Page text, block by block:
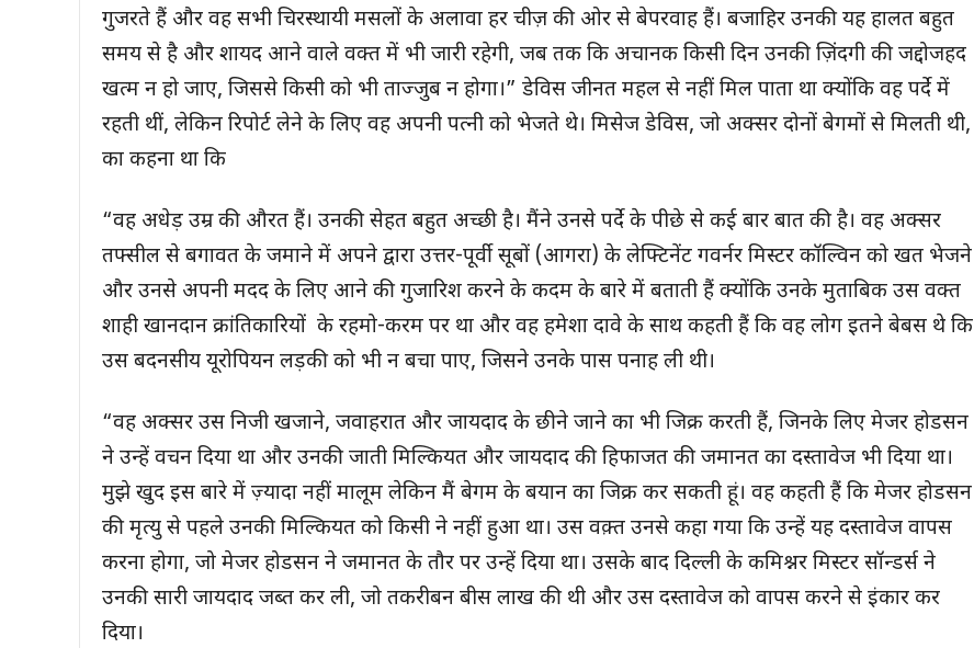
गुजरते हैं और वह सभी चिरस्थायी मसलों के अलावा हर चीज़ की ओर से बेपरवाह हैं। बजाहिर उनकी यह हालत बहुत
समय से है और शायद आने वाले वक्त में भी जारी रहेगी, जब तक कि अचानक किसी दिन उनकी ज़िंदगी की जद्दोजहद
खत्म न हो जाए, जिससे किसी को भी ताज्जुब न होगा।” डेविस जीनत महल से नहीं मिल पाता था क्योंकि वह पर्दे में
रहती थीं, लेकिन रिपोर्ट लेने के लिए वह अपनी पत्नी को भेजते थे। मिसेज डेविस, जो अक्सर दोनों बेगमों से मिलती थी,
का कहना था कि
“वह अधेड़ उम्र की औरत हैं। उनकी सेहत बहुत अच्छी है। मैंने उनसे पर्दे के पीछे से कई बार बात की है। वह अक्सर
तफ्सील से बगावत के जमाने में अपने द्वारा उत्तर-पूर्वी सूबों (आगरा) के लेफ्टिनेंट गवर्नर मिस्टर कॉल्विन को खत भेजने
और उनसे अपनी मदद के लिए आने की गुजारिश करने के कदम के बारे में बताती हैं क्योंकि उनके मुताबिक उस वक्त
शाही खानदान क्रांतिकारियों के रहमो-करम पर था और वह हमेशा दावे के साथ कहती हैं कि वह लोग इतने बेबस थे कि
उस बदनसीय यूरोपियन लड़की को भी न बचा पाए, जिसने उनके पास पनाह ली थी।
“वह अक्सर उस निजी खजाने, जवाहरात और जायदाद के छीने जाने का भी जिक्र करती हैं, जिनके लिए मेजर होडसन
ने उन्हें वचन दिया था और उनकी जाती मिल्कियत और जायदाद की हिफाजत की जमानत का दस्तावेज भी दिया था।
मुझे खुद इस बारे में ज़्यादा नहीं मालूम लेकिन मैं बेगम के बयान का जिक्र कर सकती हूं। वह कहती हैं कि मेजर होडसन
की मृत्यु से पहले उनकी मिल्कियत को किसी ने नहीं हुआ था। उस वक़्त उनसे कहा गया कि उन्हें यह दस्तावेज वापस
करना होगा, जो मेजर होडसन ने जमानत के तौर पर उन्हें दिया था। उसके बाद दिल्ली के कमिश्नर मिस्टर सॉन्डर्स ने
उनकी सारी जायदाद जब्त कर ली, जो तकरीबन बीस लाख की थी और उस दस्तावेज को वापस करने से इंकार कर
दिया।